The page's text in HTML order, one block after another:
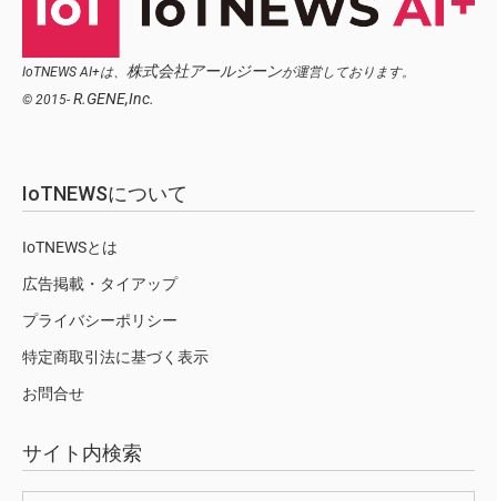
IoTNEWS AI+は、 株式会社アールジーンが運営しております。
© 2015- R.GENE,Inc.
IoTNEWSについて
IoTNEWSとは
広告掲載・タイアップ
プライバシーポリシー
特定商取引法に基づく表示
お問合せ
サイト内検索